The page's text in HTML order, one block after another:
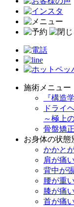
施術メニュー
『構造
ドライ
～極上
骨盤矯正
お身体の状態
かかと
肩が痛い
背中が
腰が重い
膝が痛い
首が痛い